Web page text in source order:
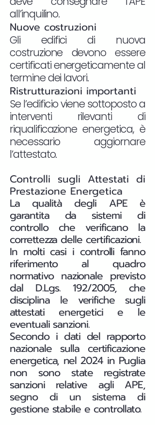
all’inquilino.
Nuove costruzioni
Gli edifici di nuova
costruzione devono essere
certificati energeticamente al
termine dei lavori.
Ristrutturazioni importanti
Se l’edificio viene sottoposto a
interventi rilevanti di
riqualificazione energetica, è
necessario aggiornare
l’attestato.
Controlli sugli Attestati di
Prestazione Energetica
La qualità degli APE è
garantita da sistemi di
controllo che verificano la
correttezza delle certificazioni.
In molti casi i controlli fanno
riferimento al quadro
normativo nazionale previsto
dal D.Lgs. 192/2005, che
disciplina le verifiche sugli
attestati energetici e le
eventuali sanzioni.
Secondo i dati del rapporto
nazionale sulla certificazione
energetica, nel 2024 in Puglia
non sono state registrate
sanzioni relative agli APE,
segno di un sistema di
gestione stabile e controllato.